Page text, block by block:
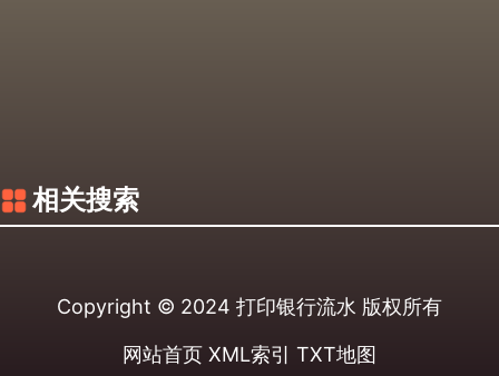
相关搜索
Copyright © 2024 打印银行流水 版权所有
网站首页 XML索引 TXT地图